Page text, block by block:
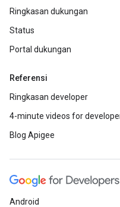
Ringkasan dukungan
Status
Portal dukungan
Referensi
Ringkasan developer
4-minute videos for
Blog Apigee
Android